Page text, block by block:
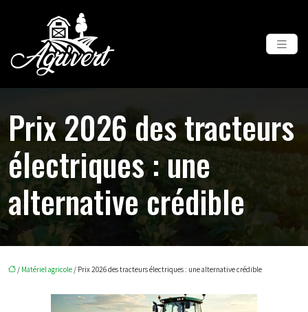
Prix 2026 des tracteurs
électriques : une
alternative crédible
/ Matériel agricole / Prix 2026 des tracteurs électriques : une alternative crédible